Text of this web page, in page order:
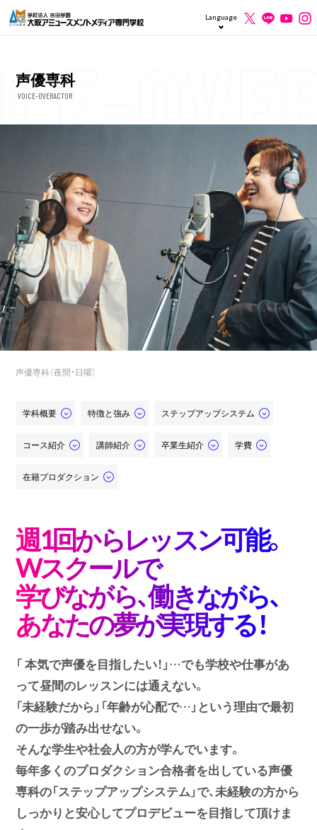
Language
声優専科
VOICE-OVERACTOR
声優専科（夜間・日曜）
学科概要 特徴と強み ステップアップシステム
コース紹介 講師紹介 卒業生紹介 学費
在籍プロダクション
週1回からレッスン可能。
Wスクールで
学びながら、働きながら、
あなたの夢が実現する！
「 本気で声優を目指したい！」…でも学校や仕事があ
って昼間のレッスンには通えない。
「未経験だから」「年齢が心配で…」という理由で最初
の一歩が踏み出せない。
そんな学生や社会人の方が学んでいます。
毎年多くのプロダクション合格者を出している声優
専科の「ステップアップシステム」で、未経験の方から
しっかりと安心してプロデビューを目指して頂けま